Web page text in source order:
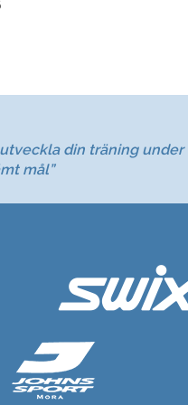
din träning under
mål”